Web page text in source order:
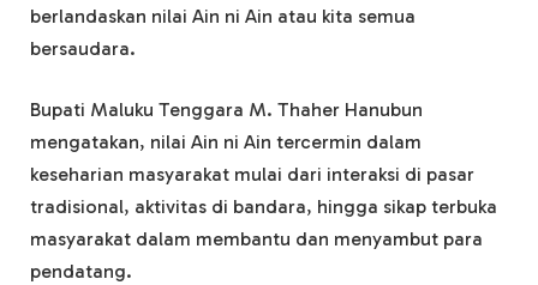
berlandaskan nilai Ain ni Ain atau kita semua
bersaudara.
Bupati Maluku Tenggara M. Thaher Hanubun
mengatakan, nilai Ain ni Ain tercermin dalam
keseharian masyarakat mulai dari interaksi di pasar
tradisional, aktivitas di bandara, hingga sikap terbuka
masyarakat dalam membantu dan menyambut para
pendatang.